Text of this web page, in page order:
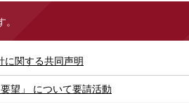
に関する共同声明
望」 について要請活動